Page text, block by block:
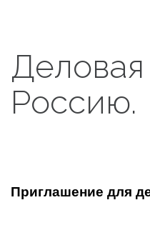
Деловая
Россию.
Приглашение для